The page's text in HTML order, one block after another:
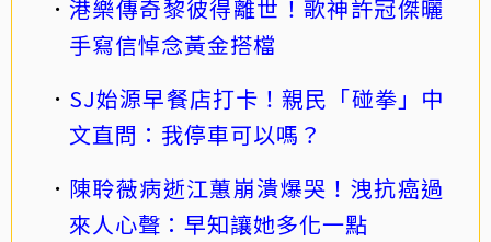
港樂傳奇黎彼得離世！歌神許冠傑曬
手寫信悼念黃金搭檔
SJ始源早餐店打卡！親民「碰拳」中
文直問：我停車可以嗎？
陳聆薇病逝江蕙崩潰爆哭！洩抗癌過
來人心聲：早知讓她多化一點